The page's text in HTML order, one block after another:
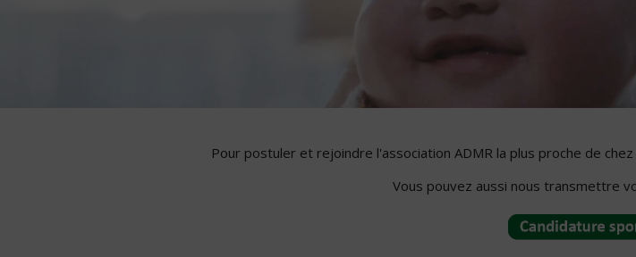
Pour postuler et rejoindre l'association ADMR la plus proche de
Vous pouvez aussi nous transmettre